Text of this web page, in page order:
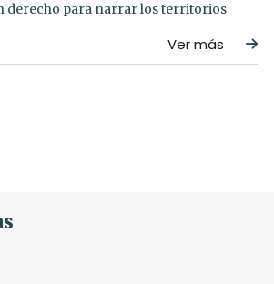
derecho para narrar los territorios
Ver más